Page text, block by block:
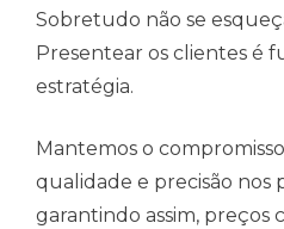
Sobretudo não se
Presentear os clientes é
estratégia.
Mantemos o
qualidade e precisão
garantindo assim, preços